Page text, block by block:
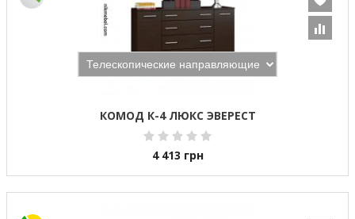
КОМОД К-4 ЛЮКС ЭВЕРЕСТ
4 413 грн